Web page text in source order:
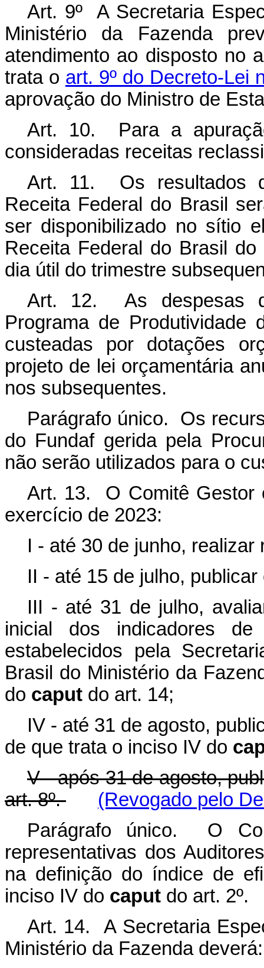
Art. 9º A Secretaria
Ministério da Fazenda
atendimento ao disposto no
trata o art. 9º do Decreto-Lei
aprovação do Ministro de
Art. 10. Para a
consideradas receitas
Art. 11. Os resultados
Receita Federal do Brasil
ser disponibilizado no sítio
Receita Federal do Brasil
dia útil do trimestre
Art. 12. As despesas
Programa de Produtividade
custeadas por dotações
projeto de lei orçamentária
nos subsequentes.
Parágrafo único. Os
do Fundaf gerida pela
não serão utilizados para o
Art. 13. O Comitê Gestor
exercício de 2023:
I - até 30 de junho,
II - até 15 de julho,
III - até 31 de julho,
inicial dos indicadores
estabelecidos pela
Brasil do Ministério da
do caput do art. 14;
IV - até 31 de agosto,
de que trata o inciso IV do
V - após 31 de agosto,
art. 8º.
(Revogado pelo
Parágrafo único. O
representativas dos
na definição do índice de
inciso IV do caput do art. 2º.
Art. 14.A Secretaria
Ministério da Fazenda deverá: